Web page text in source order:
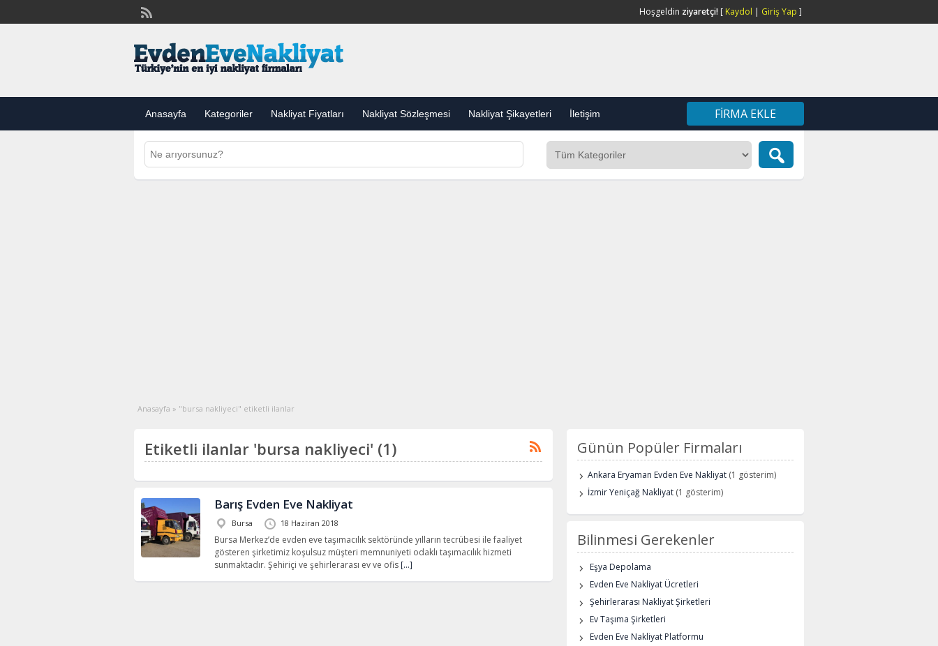
Hoşgeldin ziyaretçi! [ Kaydol | Giriş Yap ]
Anasayfa Kategoriler Nakliyat Fiyatları Nakliyat Sözleşmesi Nakliyat Şikayetleri İletişim FIRMA EKLE
Anasayfa » "bursa nakliyeci" etiketli ilanlar
Etiketli ilanlar 'bursa nakliyeci' (1)
Barış Evden Eve Nakliyat
Bursa 18 Haziran 2018
Bursa Merkez’de evden eve taşımacılık sektöründe yılların tecrübesi ile faaliyet
gösteren şirketimiz koşulsuz müşteri memnuniyeti odaklı taşımacılık hizmeti
sunmaktadır. Şehiriçi ve şehirlerarası ev ve ofis […]
Günün Popüler Firmaları
Ankara Eryaman Evden Eve Nakliyat (1 gösterim)
İzmir Yeniçağ Nakliyat (1 gösterim)
Bilinmesi Gerekenler
Eşya Depolama
Evden Eve Nakliyat Ücretleri
Şehirlerarası Nakliyat Şirketleri
Ev Taşıma Şirketleri
Evden Eve Nakliyat Platformu